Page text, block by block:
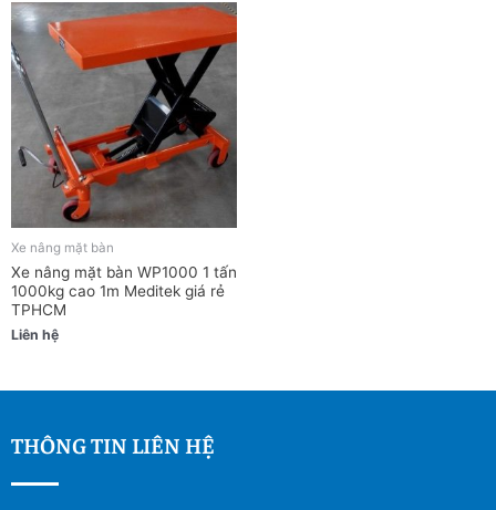
Xe nâng mặt bàn
Xe nâng mặt bàn WP1000 1 tấn
1000kg cao 1m Meditek giá rẻ
TPHCM
Liên hệ
THÔNG TIN LIÊN HỆ